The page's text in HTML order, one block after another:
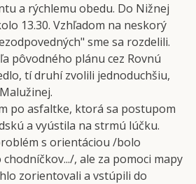
a rýchlemu obedu. Do Nižnej
13.30. Vzhľadom na neskorý
sme sa rozdelili.
pôvodného plánu cez Rovnú
tí druhí zvolili jednoduchšiu,
po asfaltke, ktorá sa postupom
a vyústila na strmú lúčku.
s orientáciou /bolo
, ale za pomoci mapy
zorientovali a vstúpili do